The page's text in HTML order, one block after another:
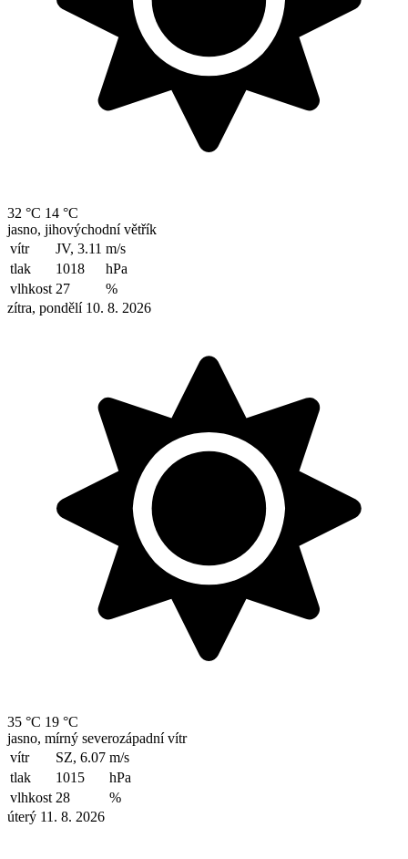
32 °C 14 °C
jasno, jihovýchodní větřík
vítr
JV, 3.11 m/s
tlak
1018
hPa
vlhkost 27
%
zítra, pondělí 10. 8. 2026
35 °C 19 °C
jasno, mírný severozápadní vítr
vítr
SZ, 6.07 m/s
tlak
1015
hPa
vlhkost 28
%
úterý 11. 8. 2026